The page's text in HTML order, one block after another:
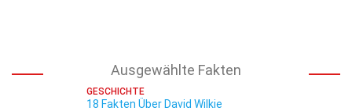
Ausgewählte Fakten
GESCHICHTE
18 Fakten Über David Wilkie